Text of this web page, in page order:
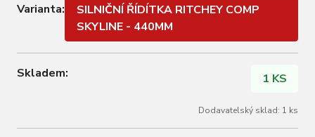
Varianta:
SILNIČNÍ ŘÍDÍTKA RITCHEY COMP
SKYLINE - 440MM
Skladem: 1 KS
Dodavatelský sklad: 1 ks